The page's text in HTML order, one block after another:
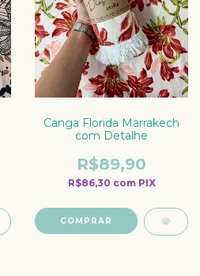
Canga Florida Marrakech
com Detalhe
R$89,90
R$86,30 com PIX
COMPRAR